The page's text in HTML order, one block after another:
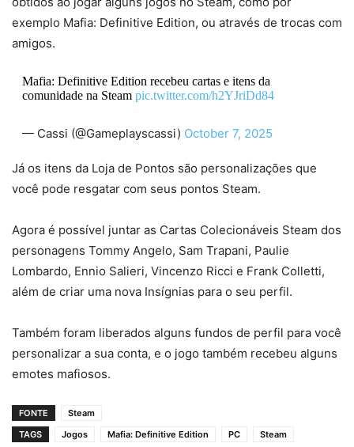
exemplo Mafia: Definitive Edition, ou através de trocas com
amigos.
Mafia: Definitive Edition recebeu cartas e itens da
comunidade na Steam pic.twitter.com/h2YJriDd84
— Cassi (@Gameplayscassi) October 7, 2025
Já os itens da Loja de Pontos são personalizações que
você pode resgatar com seus pontos Steam.
Agora é possível juntar as Cartas Colecionáveis Steam dos
personagens Tommy Angelo, Sam Trapani, Paulie
Lombardo, Ennio Salieri, Vincenzo Ricci e Frank Colletti,
além de criar uma nova Insígnias para o seu perfil.
Também foram liberados alguns fundos de perfil para você
personalizar a sua conta, e o jogo também recebeu alguns
emotes mafiosos.
FONTE
Steam
TAGS
Jogos Mafia: Definitive Edition PC Steam